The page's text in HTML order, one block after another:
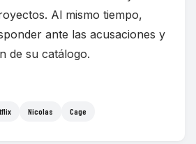
Al mismo tiempo,
ante las acusaciones y
de su catálogo.
Nicolas Cage